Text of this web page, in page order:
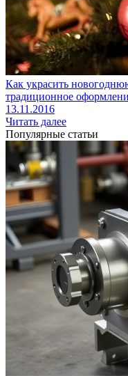
Как украсить
традиционное
13.11.2016
Читать далее
Популярные статьи